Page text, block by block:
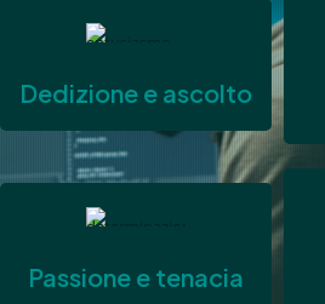
Dedizione e ascolto
Passione e tenacia